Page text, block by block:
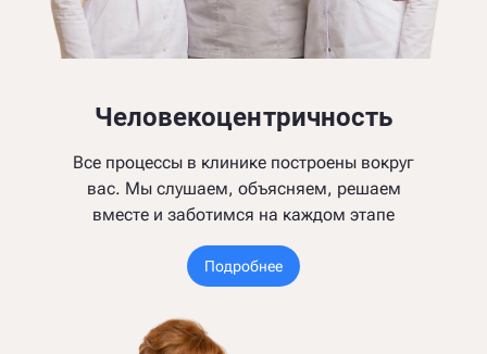
Человекоцентричность
Все процессы в клинике построены вокруг
вас. Мы слушаем, объясняем, решаем
вместе и заботимся на каждом этапе
Подробнее